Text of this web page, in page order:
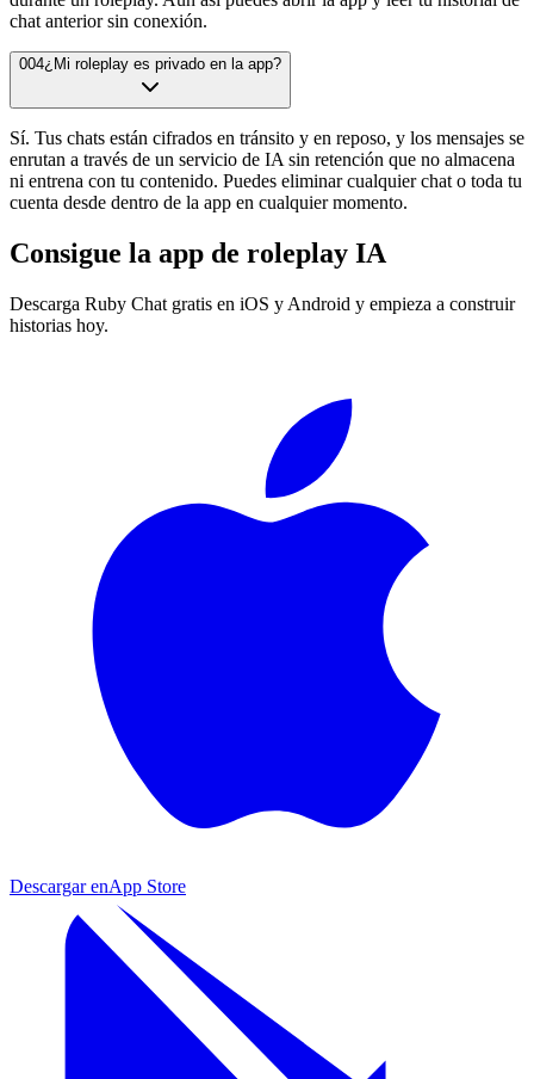
chat anterior sin conexión.
004¿Mi roleplay es privado en la app?
Sí. Tus chats están cifrados en tránsito y en reposo, y los mensajes se
enrutan a través de un servicio de IA sin retención que no almacena
ni entrena con tu contenido. Puedes eliminar cualquier chat o toda tu
cuenta desde dentro de la app en cualquier momento.
Consigue la app de roleplay IA
Descarga Ruby Chat gratis en iOS y Android y empieza a construir
historias hoy.
Descargar enApp Store